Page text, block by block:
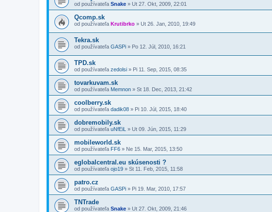
od používateľa Snake » Ut 27. Okt, 2009, 22:01
Qcomp.sk
od používateľa Krutibrko » Ut 26. Jan, 2010, 19:49
Tekra.sk
od používateľa GASPi » Po 12. Júl, 2010, 16:21
TPD.sk
od používateľa zedolsi » Pi 11. Sep, 2015, 08:35
tovarkuvam.sk
od používateľa Memnon » St 18. Dec, 2013, 21:42
coolberry.sk
od používateľa dadik08 » Pi 10. Júl, 2015, 18:40
dobremobily.sk
od používateľa uNfEiL » Ut 09. Jún, 2015, 11:29
mobileworld.sk
od používateľa FF6 » Ne 15. Mar, 2015, 13:50
eglobalcentral.eu skúsenosti ?
od používateľa ojo19 » St 11. Feb, 2015, 11:58
patro.cz
od používateľa GASPi » Pi 19. Mar, 2010, 17:57
TNTrade
od používateľa Snake » Ut 27. Okt, 2009, 21:46